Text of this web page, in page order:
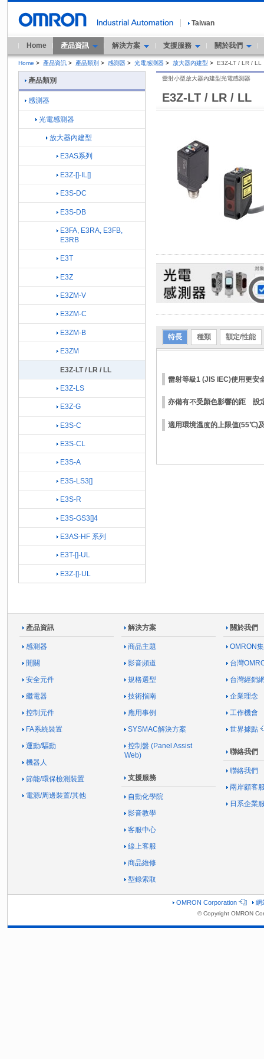
Taiwan
Home 產品資訊 解決方案 支援服務 關於我們
Home > 產品資訊 > 產品類別 > 感測器 > 光電感測器 > 放大器內建型 > E3Z-LT / LR / LL
E3Z-LT / LR / LL
雷射小型放大器內建型光電感測器
特長 種類 額定/性能
雷射等級1 (JIS IEC)使用更安
亦備有不受顏色影響的距離設
適用環境溫度的上限值(55℃)
產品類別
感測器
光電感測器
放大器內建型
E3AS系列
E3Z-[]-IL[]
E3S-DC
E3S-DB
E3FA, E3RA, E3FB,
E3RB
E3T
E3Z
E3ZM-V
E3ZM-C
E3ZM-B
E3ZM
E3Z-LT / LR / LL
E3Z-LS
E3Z-G
E3S-C
E3S-CL
E3S-A
E3S-LS3[]
E3S-R
E3S-GS3[]4
E3AS-HF 系列
E3T-[]-UL
E3Z-[]-UL
產品資訊
感測器
開關
安全元件
繼電器
控制元件
FA系統裝置
運動/驅動
機器人
節能/環保檢測裝置
電源/周邊裝置/其他
解決方案
商品主題
影音頻道
規格選型
技術指南
應用事例
SYSMAC解決方案
控制盤 (Panel Assist
Web)
支援服務
自動化學院
影音教學
客服中心
線上客服
商品維修
型錄索取
關於我們
OMRON
台灣
台灣經銷
企業理念
工作機會
世界據點
聯絡我們
聯絡我們
兩岸顧客
日系企業
OMRON Corporation 網
© Copyright OMRON